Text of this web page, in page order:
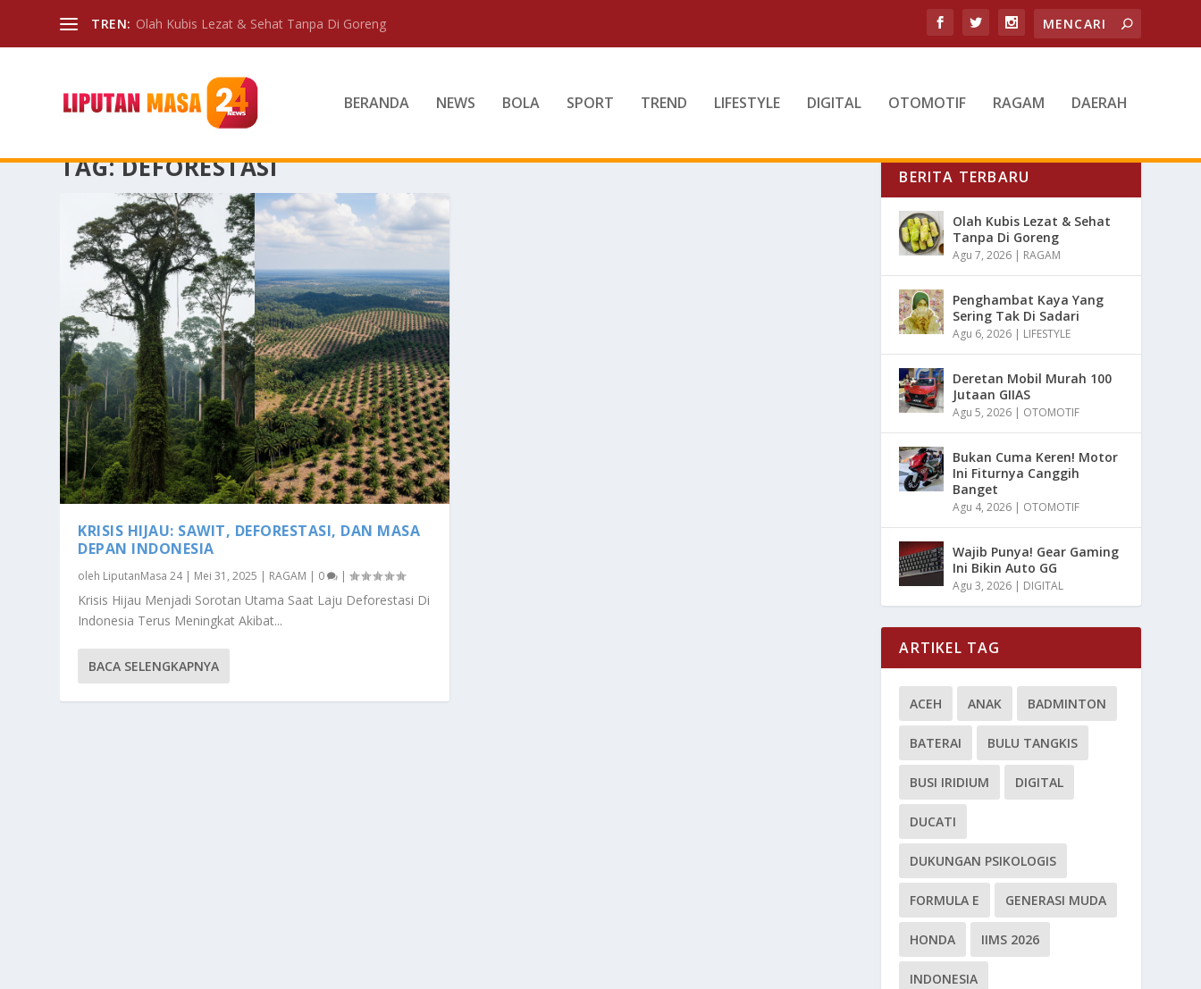
TREN: Olah Kubis Lezat & Sehat Tanpa Di Goreng
BERANDA NEWS BOLA SPORT TREND LIFESTYLE DIGITAL OTOMOTIF RAGAM DAERAH
TAG:DEFORESTASI
KRISIS HIJAU: SAWIT, DEFORESTASI, DAN MASA
DEPAN INDONESIA
oleh LiputanMasa 24| Mei 31, 2025 | RAGAM | 0 |
Krisis Hijau Menjadi Sorotan Utama Saat Laju Deforestasi Di
Indonesia Terus Meningkat Akibat...
BACA SELENGKAPNYA
BERITA TERBARU
Olah Kubis Lezat & Sehat
Tanpa Di Goreng
Agu 7, 2026 | RAGAM
Penghambat Kaya Yang
Sering Tak Di Sadari
Agu 6, 2026 | LIFESTYLE
Deretan Mobil Murah 100
Jutaan GIIAS
Agu 5, 2026 | OTOMOTIF
Bukan Cuma Keren! Motor
Ini Fiturnya Canggih
Banget
Agu 4, 2026 | OTOMOTIF
Wajib Punya! Gear Gaming
Ini Bikin Auto GG
Agu 3, 2026 | DIGITAL
ARTIKEL TAG
ACEH ANAK BADMINTON
BATERAI BULU TANGKIS
BUSI IRIDIUM DIGITAL
DUCATI
DUKUNGAN PSIKOLOGIS
FORMULA E GENERASI MUDA
HONDA IIMS 2026
INDONESIA